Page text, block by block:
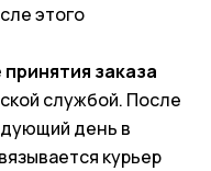
этого
заказа
службой. После
день в
курьер